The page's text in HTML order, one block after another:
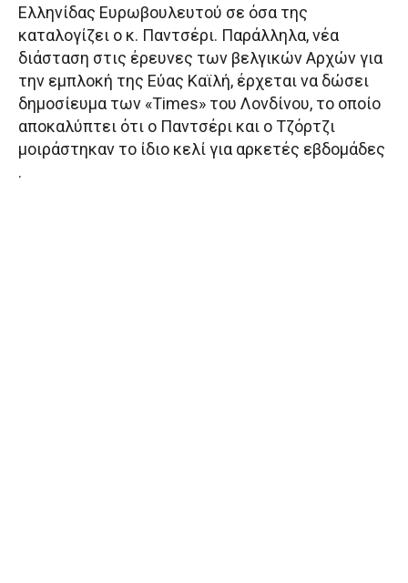
Ελληνίδας Ευρωβουλευτού σε όσα της
καταλογίζει ο κ. Παντσέρι. Παράλληλα, νέα
διάσταση στις έρευνες των βελγικών Αρχών για
την εμπλοκή της Εύας Καϊλή, έρχεται να δώσει
δημοσίευμα των «Times» του Λονδίνου, το οποίο
αποκαλύπτει ότι ο Παντσέρι και ο Τζόρτζι
μοιράστηκαν το ίδιο κελί για αρκετές εβδομάδες
.